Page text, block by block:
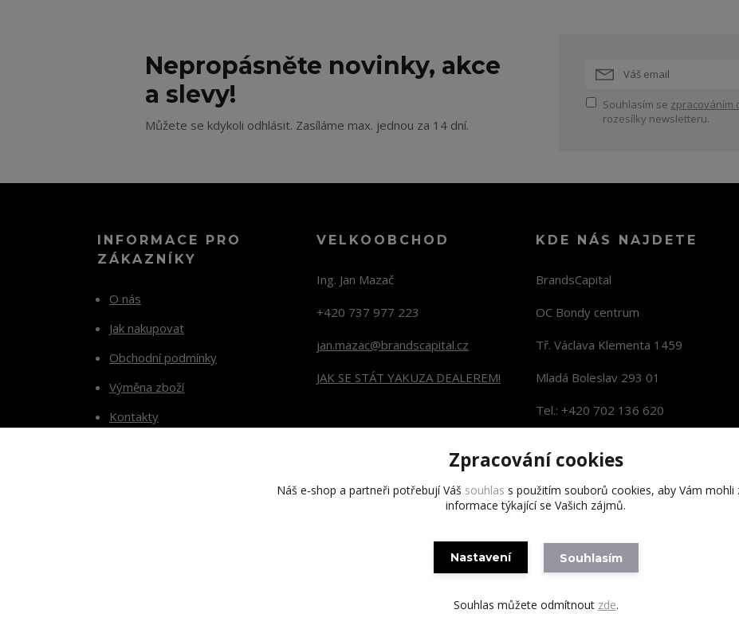
Nepropásněte novinky, akce
a slevy!
Můžete se kdykoli odhlásit. Zasíláme max. jednou za 14 dní.
Souhlasím se zpracováním
rozesílky newsletteru.
INFORMACE PRO
ZÁKAZNÍKY
O nás
Jak nakupovat
Obchodní podmínky
Výměna zboží
Kontakty
VELKOOBCHOD
Ing. Jan Mazač
+420 737 977 223
jan.mazac@brandscapital.cz
JAK SE STÁT YAKUZA DEALEREM!
KDE NÁS NAJDETE
BrandsCapital
OC Bondy centrum
Tř. Václava Klementa 1459
Mladá Boleslav 293 01
Tel.: +420 702 136 620
Copyright 2020 BrandsCapital s.r.o.
Zpracování cookies
Náš e-shop a partneři potřebují Váš souhlas s použitím souborů cookies, aby Vám mohli
informace týkající se Vašich zájmů.
Nastavení Souhlasím
Souhlas můžete odmítnout zde.